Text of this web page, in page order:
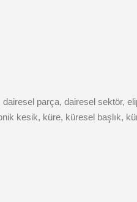
parça, dairesel sektör,
kesik, küre, küresel başlık,